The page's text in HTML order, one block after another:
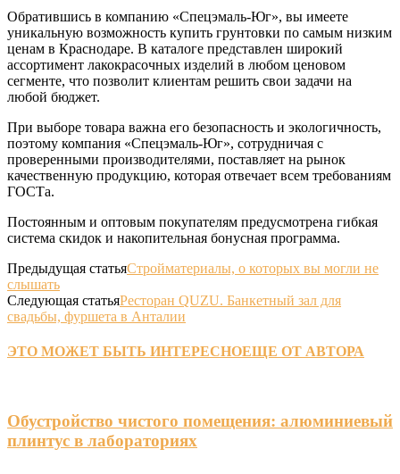
Обратившись в компанию «Спецэмаль-Юг», вы имеете
уникальную возможность купить грунтовки по самым низким
ценам в Краснодаре. В каталоге представлен широкий
ассортимент лакокрасочных изделий в любом ценовом
сегменте, что позволит клиентам решить свои задачи на
любой бюджет.
При выборе товара важна его безопасность и экологичность,
поэтому компания «Спецэмаль-Юг», сотрудничая с
проверенными производителями, поставляет на рынок
качественную продукцию, которая отвечает всем требованиям
ГОСТа.
Постоянным и оптовым покупателям предусмотрена гибкая
система скидок и накопительная бонусная программа.
Предыдущая статьяСтройматериалы, о которых вы могли не
слышать
Следующая статьяРесторан QUZU. Банкетный зал для
свадьбы, фуршета в Анталии
ЭТО МОЖЕТ БЫТЬ ИНТЕРЕСНОЕЩЕ ОТ АВТОРА
Обустройство чистого помещения: алюминиевый
плинтус в лабораториях